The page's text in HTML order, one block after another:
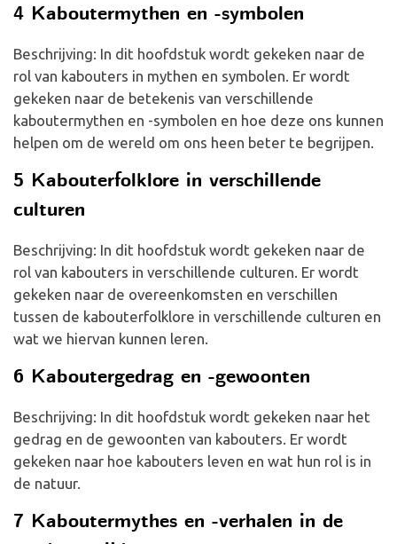
4 Kaboutermythen en -symbolen
Beschrijving: In dit hoofdstuk wordt gekeken naar de
rol van kabouters in mythen en symbolen. Er wordt
gekeken naar de betekenis van verschillende
kaboutermythen en -symbolen en hoe deze ons kunnen
helpen om de wereld om ons heen beter te begrijpen.
5 Kabouterfolklore in verschillende
culturen
Beschrijving: In dit hoofdstuk wordt gekeken naar de
rol van kabouters in verschillende culturen. Er wordt
gekeken naar de overeenkomsten en verschillen
tussen de kabouterfolklore in verschillende culturen en
wat we hiervan kunnen leren.
6 Kaboutergedrag en -gewoonten
Beschrijving: In dit hoofdstuk wordt gekeken naar het
gedrag en de gewoonten van kabouters. Er wordt
gekeken naar hoe kabouters leven en wat hun rol is in
de natuur.
7 Kaboutermythes en -verhalen in de